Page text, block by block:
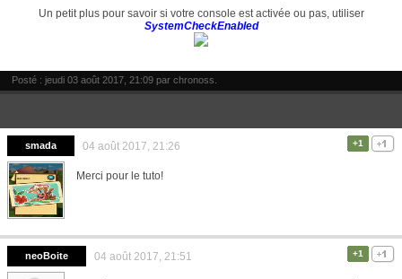
Un petit plus pour savoir si votre console est activée ou pas, utiliser
SystemCheckEnabled
Posté : jeudi 03 août 2017, 21:09 par chronoss
smada 04 août 2017, 21:26 +1
Merci pour le tuto!
neoBoite 04 août 2017, 21:51 +1